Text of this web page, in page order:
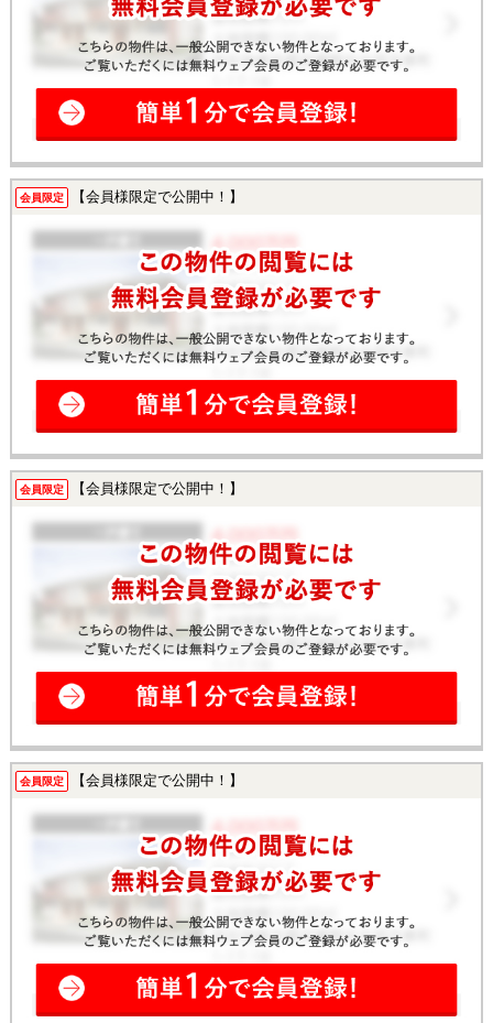
会員限定 【会員様限定で公開中！】
会員限定 【会員様限定で公開中！】
会員限定 【会員様限定で公開中！】